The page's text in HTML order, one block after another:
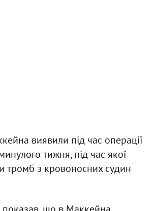
виявили під час операції
тижня, під час якої
тромб з кровоносних судин